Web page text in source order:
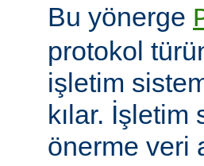
Bu yönerge
protokol
işletim
kılar.
önerme veri